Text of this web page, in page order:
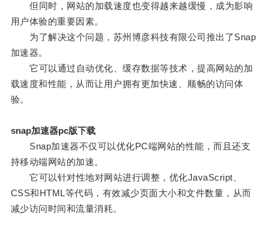
但同时，网站的加载速度也变得越来越缓慢，成为影响
用户体验的重要因素。
为了解决这个问题，苏州博彦科技有限公司推出了Snap
加速器。
它可以通过自动优化、缓存数据等技术，提高网站的加
载速度和性能，从而让用户拥有更加快速、顺畅的访问体
验。
snap加速器pc版下载
Snap加速器不仅可以优化PC端网站的性能，而且还支
持移动端网站的加速。
它可以针对性地对网站进行调整，优化JavaScript、
CSS和HTML等代码，有效减少页面大小和文件数量，从而
减少访问时间和流量消耗。